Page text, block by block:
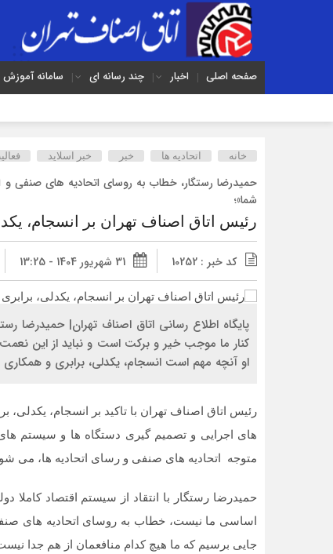
صفحه اصلی اخبار چند رسانه ای سامانه آموزش
خانه اتحادیه ها خبر خبر اسلايد
حمیدرضا رستگار، خطاب به روسای اتحادیه های صنفی و
شما»؛
رئیس اتاق اصناف تهران بر انسجام،
کد خبر : 10252 31 شهریور 1404 - 13:25
پایگاه اطلاع رسانی اتاق اصناف تهران| حمیدرضا
کنار ما موجب خیر و برکت است و نباید از این
او آنچه مهم است انسجام، یکدلی، برابری و
رئیس اتاق اصناف تهران با تاکید بر انسجام،
های اجرایی و تصمیم گیری دستگاه ها و سیستم
متوجه اتحادیه های صنفی و رسای اتحادیه ها، می
حمیدرضا رستگار با انتقاد از سیستم اقتصاد کاملا
اساسی ما نیست، خطاب به روسای اتحادیه های
جایی برسیم که ما هیچ کدام منافعمان از هم جدا